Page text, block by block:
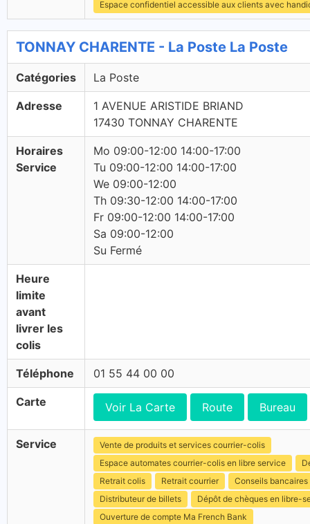
Espace confidentiel accessible aux clients avec
TONNAY CHARENTE - La Poste La Poste
Catégories La Poste
Adresse
1 AVENUE ARISTIDE BRIAND
17430 TONNAY CHARENTE
Horaires
Service
Mo 09:00-12:00 14:00-17:00
Tu 09:00-12:00 14:00-17:00
We 09:00-12:00
Th 09:30-12:00 14:00-17:00
Fr 09:00-12:00 14:00-17:00
Sa 09:00-12:00
Su Fermé
Heure
limite
avant
livrer les
colis
Téléphone 01 55 44 00 00
Carte Voir La Carte Route Bureau
Service
Vente de produits et services courrier-colis
Espace automates courrier-colis en libre service
Retrait colis
Retrait courrier
Conseils bancaires
Distributeur de billets
Dépôt de chèques en libre-
Ouverture de compte Ma French Bank